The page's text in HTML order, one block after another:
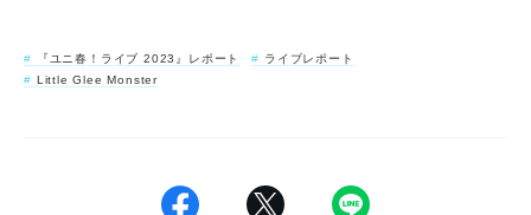
『ユニ春！ライブ 2023』レポート
ライブレポート
Little Glee Monster